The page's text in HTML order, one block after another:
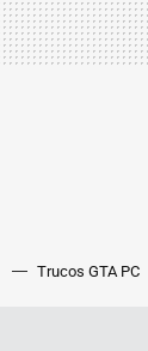
Trucos GTA PC